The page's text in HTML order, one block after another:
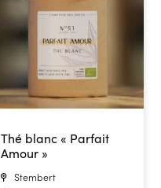
Thé blanc « Parfait
Amour »
Stembert